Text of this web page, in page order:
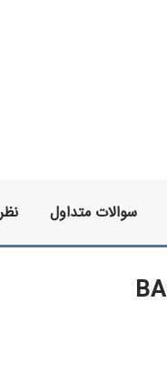
سوالات متداول